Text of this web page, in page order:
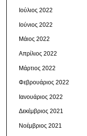
Ιούλιος 2022
Ιούνιος 2022
Μάιος 2022
Απρίλιος 2022
Μάρτιος 2022
Φεβρουάριος 2022
Ιανουάριος 2022
Δεκέμβριος 2021
Νοέμβριος 2021